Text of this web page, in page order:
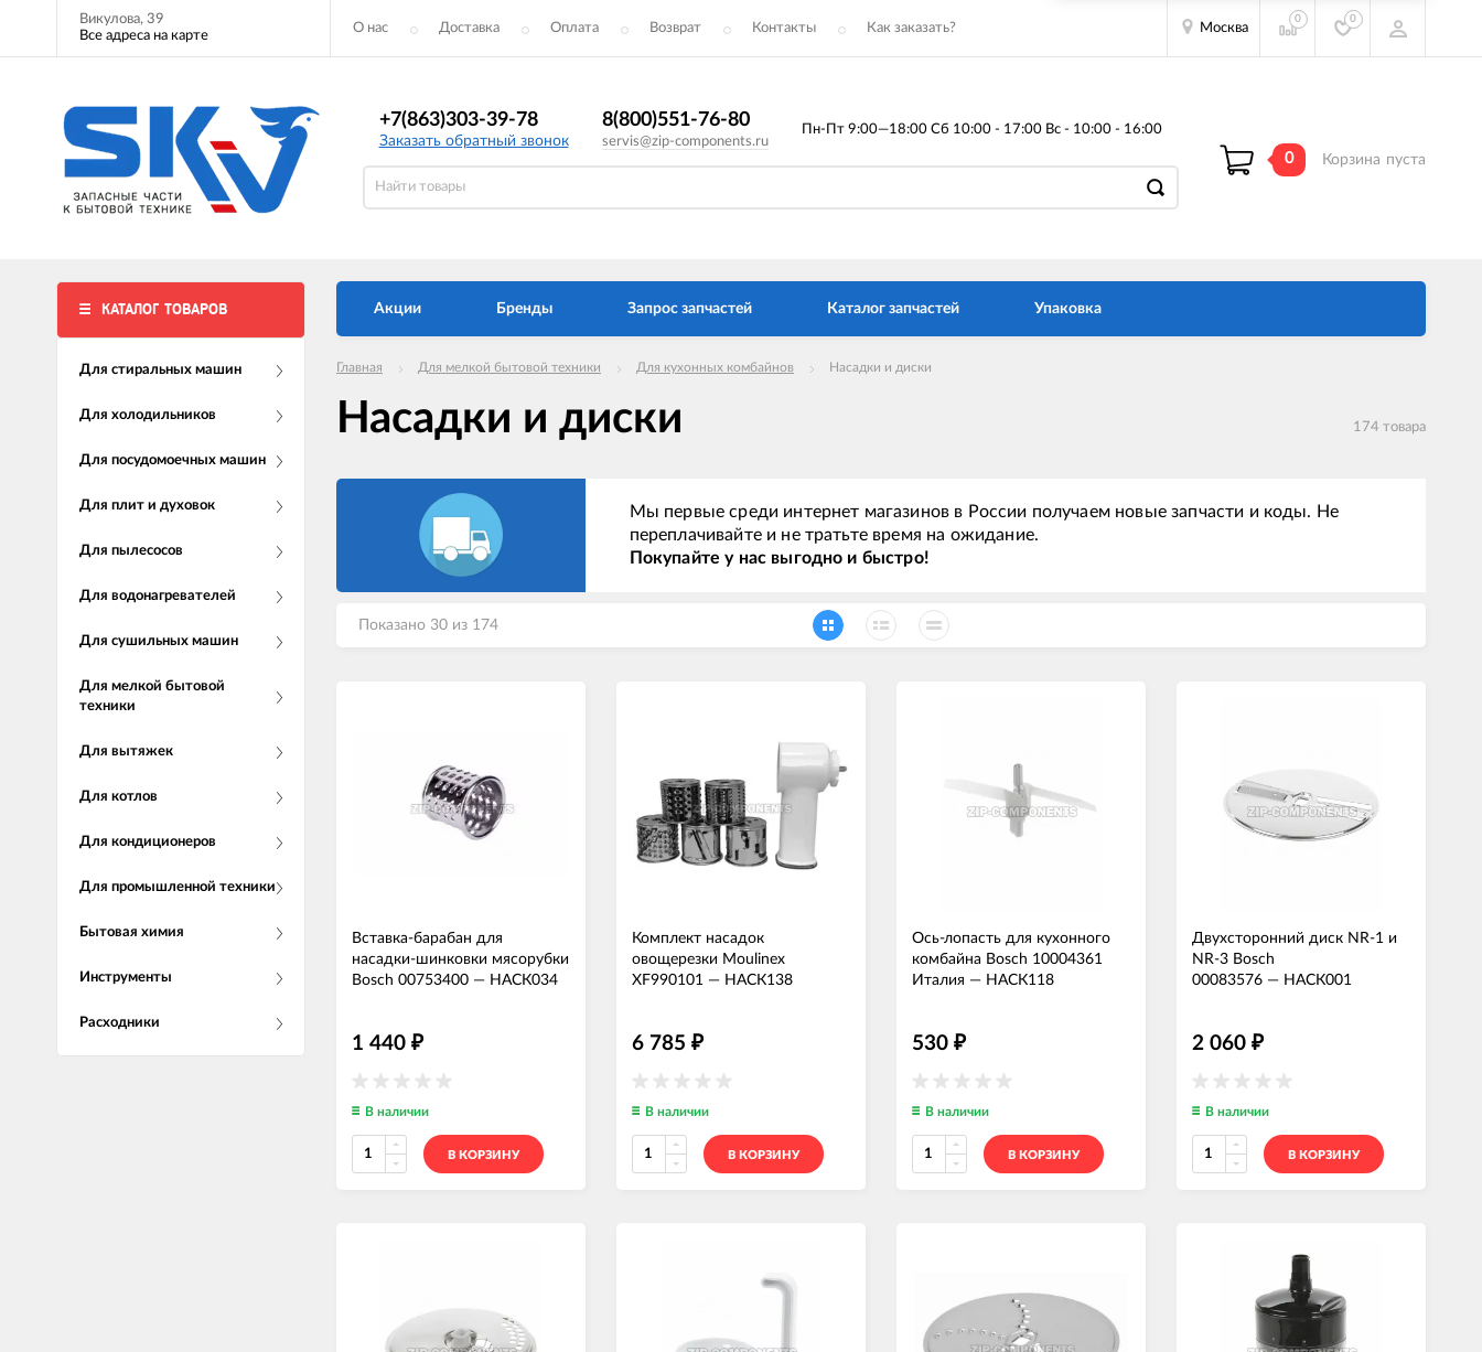
Викулова, 39
Все адреса на карте
О нас Доставка Оплата Возврат Контакты Как заказать? Москва
0 0
+7(863)303-39-78
Заказать обратный звонок
8(800)551-76-80
servis@zip-components.ru
Пн-Пт 9:00—18:00 Сб 10:00 - 17:00 Вс - 10:00 - 16:00
0 Корзина пуста
КАТАЛОГ ТОВАРОВ
Для стиральных машин
Для холодильников
Для посудомоечных машин
Для плит и духовок
Для пылесосов
Для водонагревателей
Для сушильных машин
Для мелкой бытовой
техники
Для вытяжек
Для котлов
Для кондиционеров
Для промышленной техники
Бытовая химия
Инструменты
Расходники
Акции Бренды Запрос запчастей Каталог запчастей Упаковка
Главная Для мелкой бытовой техники Для кухонных комбайнов Насадки и диски
Насадки и диски 174 товара
Мы первые среди интернет магазинов в России получаем новые запчасти и коды. Не
переплачивайте и не тратьте время на ожидание.
Покупайте у нас выгодно и быстро!
Показано 30 из 174
Вставка-барабан для
насадки-шинковки мясорубки
Bosch 00753400 — НАСК034
1 440 ₽
В наличии
В КОРЗИНУ
Комплект насадок
овощерезки Moulinex
XF990101
— НАСК138
6 785 ₽
В наличии
В КОРЗИНУ
Ось-лопасть для кухонного
комбайна Bosch 10004361
Италия — НАСК118
530 ₽
В наличии
В КОРЗИНУ
Двухсторонний диск NR-1 и
NR-3 Bosch
00083576 — НАСК001
2 060 ₽
В наличии
В КОРЗИНУ